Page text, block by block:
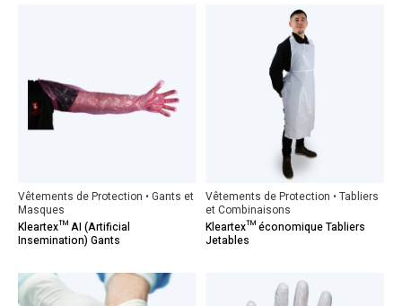
Vêtements de Protection • Gants et
Masques
Kleartex™ AI (Artificial
Insemination) Gants
Vêtements de Protection • Tabliers
et Combinaisons
Kleartex™ économique Tabliers
Jetables